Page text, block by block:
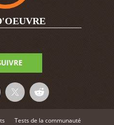
Tests de la communauté